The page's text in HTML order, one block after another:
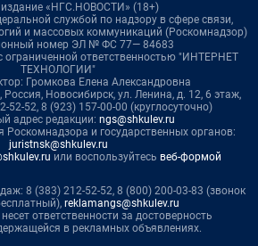
издание «НГС.НОВОСТИ» (18+)
службой по надзору в сфере связи,
и массовых коммуникаций (Роскомнадзор)
номер ЭЛ № ФС 77— 84683
ограниченной ответственностью "ИНТЕРНЕТ
ТЕХНОЛОГИИ"
Громкова Елена Александровна
Новосибирск, ул. Ленина, д. 12, 6 этаж,
52-52, 8 (923) 157-00-00 (круглосуточно)
адрес редакции: ngs@shkulev.ru
Роскомнадзора и государственных органов:
juristnsk@shkulev.ru
или воспользуйтесь веб-формой
8 (383) 212-52-52, 8 (800) 200-03-83 (звонок
reklamangs@shkulev.ru
ответственности за достоверность
в рекламных объявлениях.